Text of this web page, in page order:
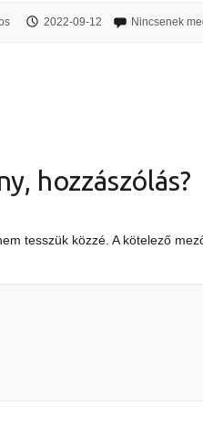
2022-09-12 Nincsenek
hozzászólás?
tesszük közzé. A kötelező